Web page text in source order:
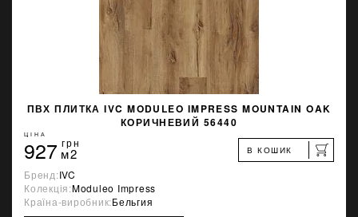
ПВХ ПЛИТКА IVC MODULEO IMPRESS MOUNTAIN OAK
КОРИЧНЕВИЙ 56440
ЦІНА
927 грн
м2 В КОШИК
Бренд:IVC
Колекція:Moduleo Impress
Країна-виробник:Бельгия